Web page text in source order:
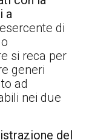
a
di
si reca per
generi
ad
nei due
del